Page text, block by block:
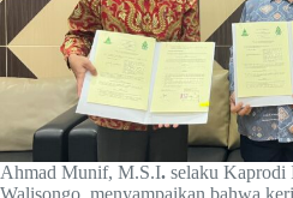
Ahmad Munif, M.S.I. selaku